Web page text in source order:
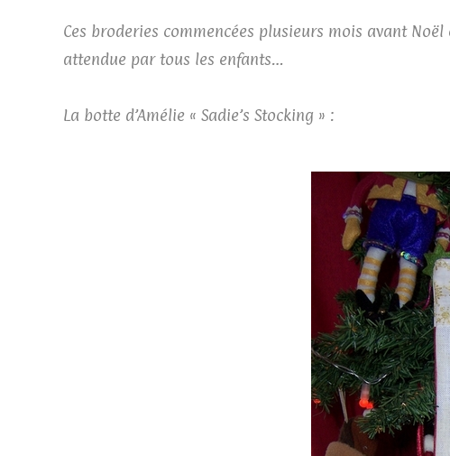
Ces broderies commencées plusieurs mois avant
attendue par tous les enfants…
La botte d’Amélie « Sadie’s Stocking » :